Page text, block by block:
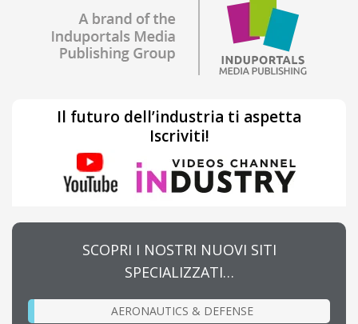
Il futuro dell’industria ti aspetta
Iscriviti!
SCOPRI I NOSTRI NUOVI SITI
SPECIALIZZATI…
AERONAUTICS & DEFENSE